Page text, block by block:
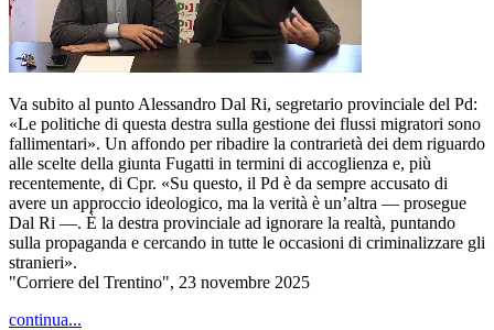
Va subito al punto Alessandro Dal Ri, segretario provinciale del Pd:
«Le politiche di questa destra sulla gestione dei flussi migratori sono
fallimentari». Un affondo per ribadire la contrarietà dei dem riguardo
alle scelte della giunta Fugatti in termini di accoglienza e, più
recentemente, di Cpr. «Su questo, il Pd è da sempre accusato di
avere un approccio ideologico, ma la verità è un’altra — prosegue
Dal Ri —. È la destra provinciale ad ignorare la realtà, puntando
sulla propaganda e cercando in tutte le occasioni di criminalizzare gli
stranieri».
"Corriere del Trentino", 23 novembre 2025
continua...